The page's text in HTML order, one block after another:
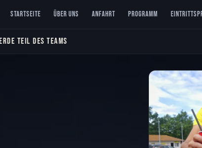
Startseite Über uns Anfahrt Programm
TEIL DES TEAMS